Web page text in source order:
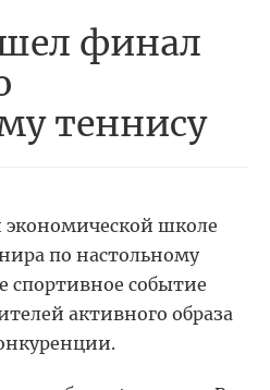
финал
теннису
экономической школе
по настольному
спортивное событие
активного образа